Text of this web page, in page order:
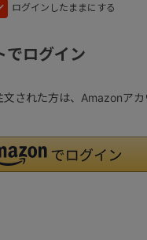
ログインしたままにする
ログイン
された方は、Amazonア